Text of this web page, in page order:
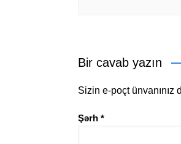
Bir cavab yazın
Sizin e-poçt ünvanınız
Şərh *